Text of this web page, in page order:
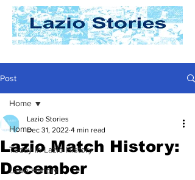
Post
Home
Today In Lazio History
Lazio History
Home
Lazio Match History:
December
Lazio Stories
Dec 31, 2022 4 min read